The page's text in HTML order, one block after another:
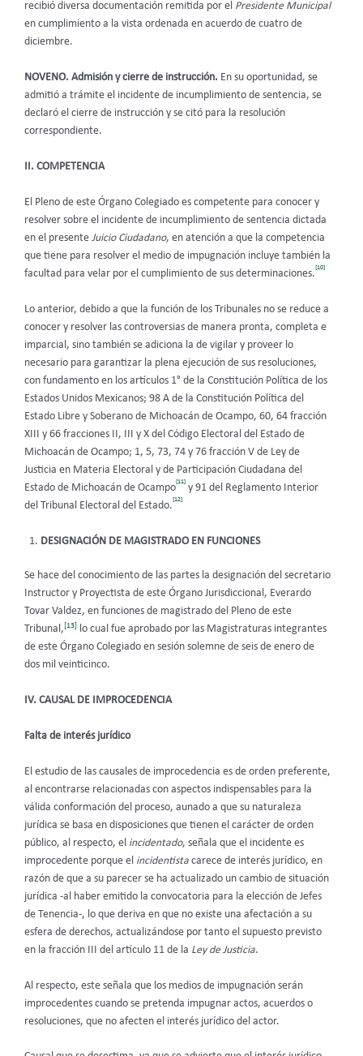
recibió diversa documentación remitida por el Presidente Municipal
en cumplimiento a la vista ordenada en acuerdo de cuatro de
diciembre.
NOVENO. Admisión y cierre de instrucción. En su oportunidad, se
admitió a trámite el incidente de incumplimiento de sentencia, se
declaró el cierre de instrucción y se citó para la resolución
correspondiente.
II. COMPETENCIA
El Pleno de este Órgano Colegiado es competente para conocer y
resolver sobre el incidente de incumplimiento de sentencia dictada
en el presente Juicio Ciudadano, en atención a que la competencia
que tiene para resolver el medio de impugnación incluye también la
facultad para velar por el cumplimiento de sus determinaciones.
[10]
Lo anterior, debido a que la función de los Tribunales no se reduce a
conocer y resolver las controversias de manera pronta, completa e
imparcial, sino también se adiciona la de vigilar y proveer lo
necesario para garantizar la plena ejecución de sus resoluciones,
con fundamento en los artículos 1° de la Constitución Política de los
Estados Unidos Mexicanos; 98 A de la Constitución Política del
Estado Libre y Soberano de Michoacán de Ocampo, 60, 64 fracción
XIII y 66 fracciones II, III y X del Código Electoral del Estado de
Michoacán de Ocampo; 1, 5, 73, 74 y 76 fracción V de Ley de
Justicia en Materia Electoral y de Participación Ciudadana del
Estado de Michoacán de Ocampo
[11]
y 91 del Reglamento Interior
del Tribunal Electoral del Estado.
[12]
DESIGNACIÓN DE MAGISTRADO EN FUNCIONES
Se hace del conocimiento de las partes la designación del secretario
Instructor y Proyectista de este Órgano Jurisdiccional, Everardo
Tovar Valdez, en funciones de magistrado del Pleno de este
Tribunal,[13]
lo cual fue aprobado por las Magistraturas integrantes
de este Órgano Colegiado en sesión solemne de seis de enero de
dos mil veinticinco.
IV. CAUSAL DE IMPROCEDENCIA
Falta de interés jurídico
El estudio de las causales de improcedencia es de orden preferente,
al encontrarse relacionadas con aspectos indispensables para la
válida conformación del proceso, aunado a que su naturaleza
jurídica se basa en disposiciones que tienen el carácter de orden
público, al respecto, el incidentado, señala que el incidente es
improcedente porque el incidentista carece de interés jurídico, en
razón de que a su parecer se ha actualizado un cambio de situación
jurídica -al haber emitido la convocatoria para la elección de Jefes
de Tenencia-, lo que deriva en que no existe una afectación a su
esfera de derechos, actualizándose por tanto el supuesto previsto
en la fracción III del artículo 11 de la Ley de Justicia.
Al respecto, este señala que los medios de impugnación serán
improcedentes cuando se pretenda impugnar actos, acuerdos o
resoluciones, que no afecten el interés jurídico del actor.